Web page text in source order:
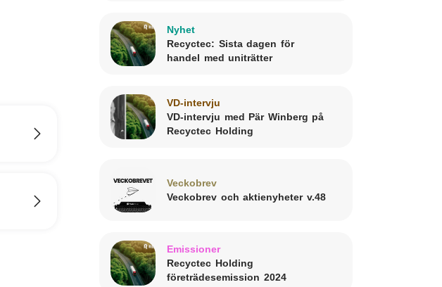
Nyhet
Recyctec: Sista dagen för
handel med uniträtter
VD-intervju
VD-intervju med Pär Winberg på
Recyctec Holding
Veckobrev
Veckobrev och aktienyheter v.48
Emissioner
Recyctec Holding
företrädesemission 2024